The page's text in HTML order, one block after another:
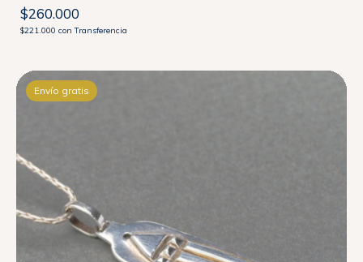
$260.000
$221.000 con Transferencia
Envío gratis